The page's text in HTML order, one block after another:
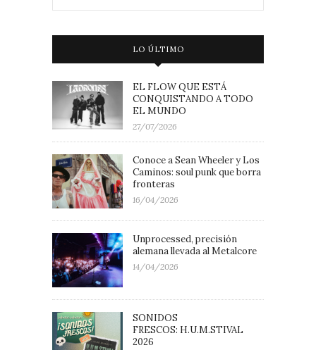
LO ÚLTIMO
EL FLOW QUE ESTÁ
CONQUISTANDO A TODO
EL MUNDO
27/07/2026
Conoce a Sean Wheeler y Los
Caminos: soul punk que borra
fronteras
16/04/2026
Unprocessed, precisión
alemana llevada al Metalcore
14/04/2026
SONIDOS
FRESCOS: H.U.M.STIVAL
2026